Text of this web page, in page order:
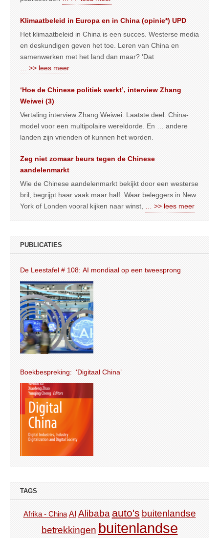
Klimaatbeleid in Europa en in China (opinie*) UPD
Het klimaatbeleid in China is een succes. Westerse media
en deskundigen geven het toe. Leren van China en
samenwerken met het land dan maar? ‘Dat
… >> lees meer
‘Hoe de Chinese politiek werkt’, interview Zhang
Weiwei (3)
Vertaling interview Zhang Weiwei. Laatste deel: China-
model voor een multipolaire wereldorde. En … andere
landen zijn vrienden of kunnen het worden.
Zeg niet zomaar beurs tegen de Chinese
aandelenmarkt
Wie de Chinese aandelenmarkt bekijkt door een westerse
bril, begrijpt haar vaak maar half. Waar beleggers in New
York of Londen vooral kijken naar winst,
… >> lees meer
PUBLICATIES
De Leestafel # 108: AI mondiaal op een tweesprong
Boekbespreking: ‘Digitaal China’
TAGS
Afrika - China AI Alibaba auto's buitenlandse
betrekkingen buitenlandse